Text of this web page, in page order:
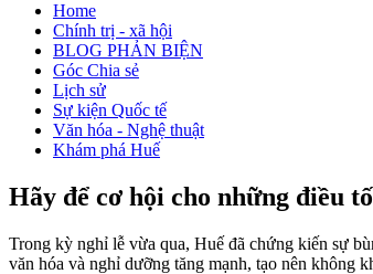
Home
Chính trị - xã hội
BLOG PHẢN BIỆN
Góc Chia sẻ
Lịch sử
Sự kiện Quốc tế
Văn hóa - Nghệ thuật
Khám phá Huế
Hãy để cơ hội cho những điều
Trong kỳ nghỉ lễ vừa qua, Huế đã chứng kiến sự
văn hóa và nghỉ dưỡng tăng mạnh, tạo nên không